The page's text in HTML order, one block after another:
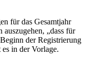
für das Gesamtjahr
„dass für
der Registrierung
in der Vorlage.